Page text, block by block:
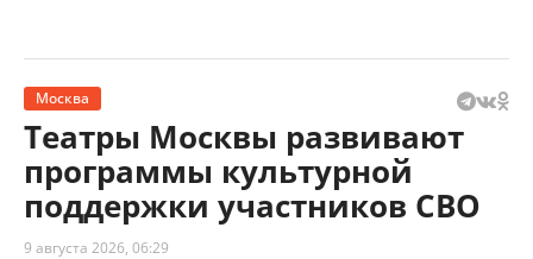
Москва
Театры Москвы развивают
программы культурной
поддержки участников СВО
9 августа 2026, 06:29